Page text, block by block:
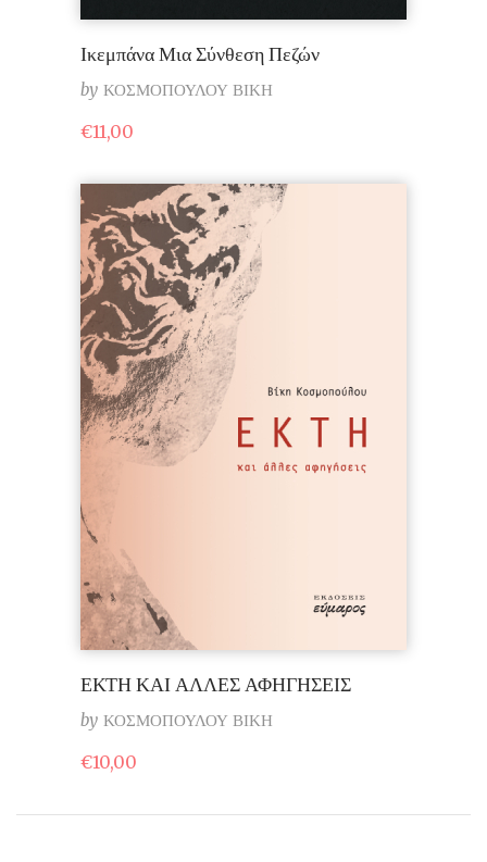
Ικεμπάνα Μια Σύνθεση Πεζών
by ΚΟΣΜΟΠΟΥΛΟΥ ΒΙΚΗ
€11,00
ΕΚΤΗ ΚΑΙ ΑΛΛΕΣ ΑΦΗΓΗΣΕΙΣ
by ΚΟΣΜΟΠΟΥΛΟΥ ΒΙΚΗ
€10,00